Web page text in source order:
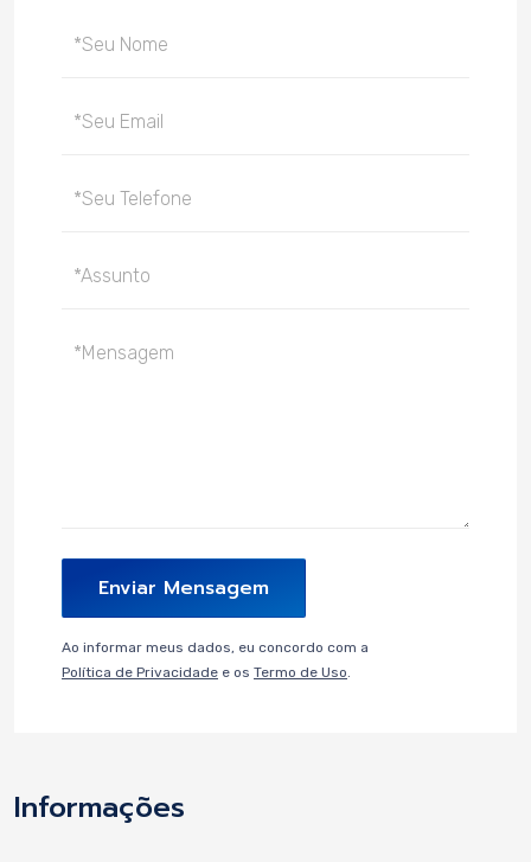
Enviar Mensagem
Ao informar meus dados, eu concordo com a
Política de Privacidade e os Termo de Uso.
Informações